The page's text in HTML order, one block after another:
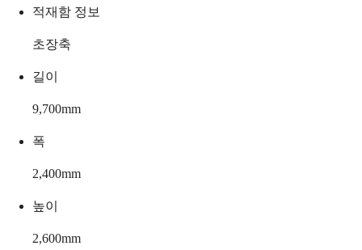
적재함 정보
초장축
길이
9,700mm
폭
2,400mm
높이
2,600mm